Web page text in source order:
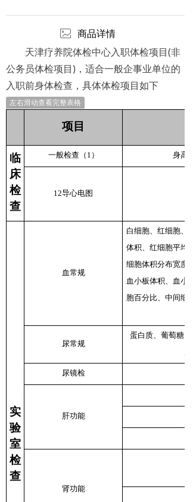
商品详情
天津疗养院体检中心入职体检项目(非
公务员体检项目)，适合一般企事业单位的
入职前身体检查，具体体检项目如下
左右滑动查看完整表格
项目
临
床
检
查
一般检查（1） 身高
12导心电图
实
验
室
检
查
血常规
白细胞、红细胞、
体积、红细胞平均
细胞体积分布宽度
血小板体积、血小
胞百分比、中间细
尿常规
蛋白质、葡萄糖
尿镜检
肝功能
肾功能
ꂈ